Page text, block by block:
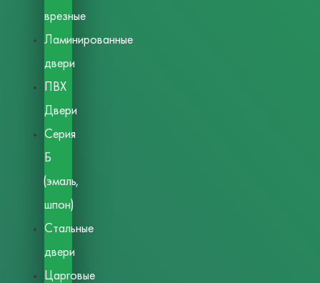
врезные
Ламинированные
двери
ПВХ
Двери
Серия
Б
(эмаль,
шпон)
Стальные
двери
Царговые